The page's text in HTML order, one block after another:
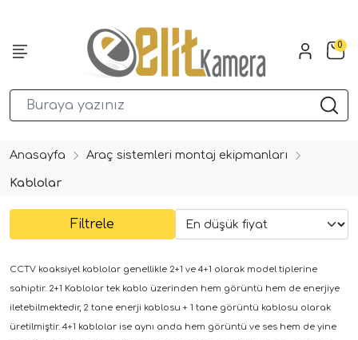
0
Anasayfa Araç sistemleri montaj ekipmanları
Kablolar
Filtrele
CCTV koaksiyel kablolar genellikle 2+1 ve 4+1 olarak model tiplerine
sahiptir. 2+1 Kablolar tek kablo üzerinden hem görüntü hem de enerjiye
iletebilmektedir, 2 tane enerji kablosu + 1 tane görüntü kablosu olarak
üretilmiştir. 4+1 kablolar ise aynı anda hem görüntü ve ses hem de yine